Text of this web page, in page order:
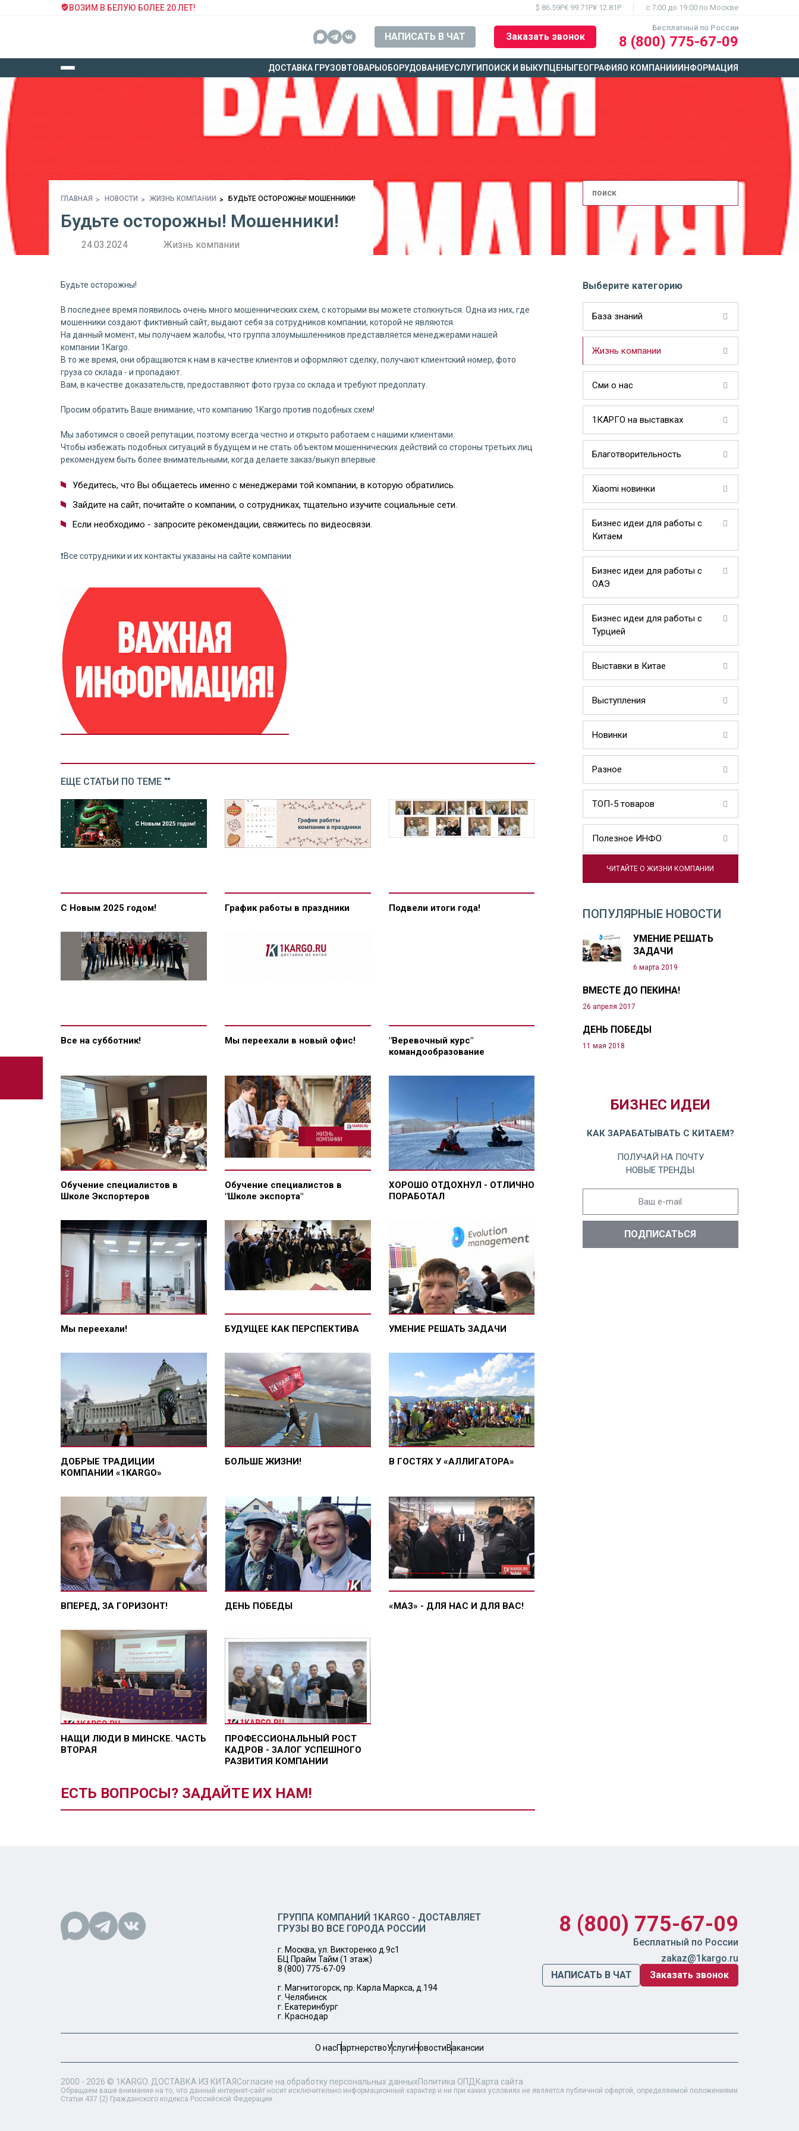
ВОЗИМ В БЕЛУЮ БОЛЕЕ 20 ЛЕТ! $ 86.59Р€ 99.71Р¥ 12.81Р c 7:00 до 19:00 по Москве
НАПИСАТЬ В ЧАТ Заказать звонок
Бесплатный по России
8 (800) 775-67-09
ДОСТАВКА ГРУЗОВТОВАРЫ ОБОРУДОВАНИЕУСЛУГИ ПОИСК И ВЫКУП ЦЕНЫ ГЕОГРАФИЯО КОМПАНИИ ИНФОРМАЦИЯ
ГЛАВНАЯ НОВОСТИ ЖИЗНЬ КОМПАНИИ БУДЬТЕ ОСТОРОЖНЫ! МОШЕННИКИ!
Будьте осторожны! Мошенники!
24.03.2024 Жизнь компании
Будьте осторожны!
В последнее время появилось очень много мошеннических схем, с которыми вы можете столкнуться. Одна из них, где
мошенники создают фиктивный сайт, выдают себя за сотрудников компании, которой не являются.
На данный момент, мы получаем жалобы, что группа злоумышленников представляется менеджерами нашей
компании 1Kargo.
В то же время, они обращаются к нам в качестве клиентов и оформляют сделку, получают клиентский номер, фото
груза со склада - и пропадают.
Вам, в качестве доказательств, предоставляют фото груза со склада и требуют предоплату.
Просим обратить Ваше внимание, что компанию 1Kargo против подобных схем!
Мы заботимся о своей репутации, поэтому всегда честно и открыто работаем с нашими клиентами.
Чтобы избежать подобных ситуаций в будущем и не стать объектом мошеннических действий со стороны третьих лиц
рекомендуем быть более внимательными, когда делаете заказ/выкуп впервые.
Убедитесь, что Вы общаетесь именно с менеджерами той компании, в которую обратились.
Зайдите на сайт, почитайте о компании, о сотрудниках, тщательно изучите социальные сети.
Если необходимо - запросите рекомендации, свяжитесь по видеосвязи.
❗️Все сотрудники и их контакты указаны на сайте компании
ЕЩЕ СТАТЬИ ПО ТЕМЕ ""
С Новым 2025 годом! График работы в праздники Подвели итоги года!
Все на субботник! Мы переехали в новый офис!
"Веревочный курс"
командообразование
Обучение специалистов в
Школе Экспортеров
Обучение специалистов в
"Школе экспорта"
ХОРОШО ОТДОХНУЛ - ОТЛИЧНО
ПОРАБОТАЛ
Мы переехали! БУДУЩЕЕ КАК ПЕРСПЕКТИВА УМЕНИЕ РЕШАТЬ ЗАДАЧИ
ДОБРЫЕ ТРАДИЦИИ
КОМПАНИИ «1KARGO»
БОЛЬШЕ ЖИЗНИ! В ГОСТЯХ У «АЛЛИГАТОРА»
ВПЕРЕД, ЗА ГОРИЗОНТ! ДЕНЬ ПОБЕДЫ «МАЗ» - ДЛЯ НАС И ДЛЯ ВАС!
НАЩИ ЛЮДИ В МИНСКЕ. ЧАСТЬ
ВТОРАЯ
ПРОФЕССИОНАЛЬНЫЙ РОСТ
КАДРОВ - ЗАЛОГ УСПЕШНОГО
РАЗВИТИЯ КОМПАНИИ
ЕСТЬ ВОПРОСЫ? ЗАДАЙТЕ ИХ НАМ!
Выберите категорию
База знаний
Жизнь компании
Сми о нас
1КАРГО на выставках
Благотворительность
Xiaomi новинки
Бизнес идеи для работы с
Китаем
Бизнес идеи для работы с
ОАЭ
Бизнес идеи для работы с
Турцией
Выставки в Китае
Выступления
Новинки
Разное
ТОП-5 товаров
Полезное ИНФО
ЧИТАЙТЕ О ЖИЗНИ КОМПАНИИ
ПОПУЛЯРНЫЕ НОВОСТИ
УМЕНИЕ РЕШАТЬ
ЗАДАЧИ
6 марта 2019
ВМЕСТЕ ДО ПЕКИНА!
26 апреля 2017
ДЕНЬ ПОБЕДЫ
11 мая 2018
БИЗНЕС ИДЕИ
КАК ЗАРАБАТЫВАТЬ С КИТАЕМ?
ПОЛУЧАЙ НА ПОЧТУ
НОВЫЕ ТРЕНДЫ
ГРУППА КОМПАНИЙ 1KARGO - ДОСТАВЛЯЕТ
ГРУЗЫ ВО ВСЕ ГОРОДА РОССИИ
г. Москва, ул. Викторенко д.9с1
БЦ Прайм Тайм (1 этаж)
8 (800) 775-67-09
г. Магнитогорск, пр. Карла Маркса, д.194
г. Челябинск
г. Екатеринбург
г. Краснодар
8 (800) 775-67-09
Бесплатный по России
zakaz@1kargo.ru
НАПИСАТЬ В ЧАТ
Заказать звонок
О насПартнерствоУслугиНовостиВакансии
2000 - 2026 © 1KARGO . ДОСТАВКА ИЗ КИТАЯСогласие на обработку персональных данныхПолитика ОПД Карта сайта
Обращаем ваше внимание на то, что данный интернет-сайт носит исключительно информационный характер и ни при каких условиях не является публичной офертой, определяемой положениями
Статьи 437 (2) Гражданского кодекса Российской Федерации.